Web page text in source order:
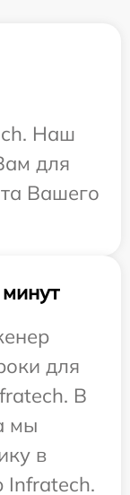
Наш
для
Вашего
для
В
мы
в
Infratech.